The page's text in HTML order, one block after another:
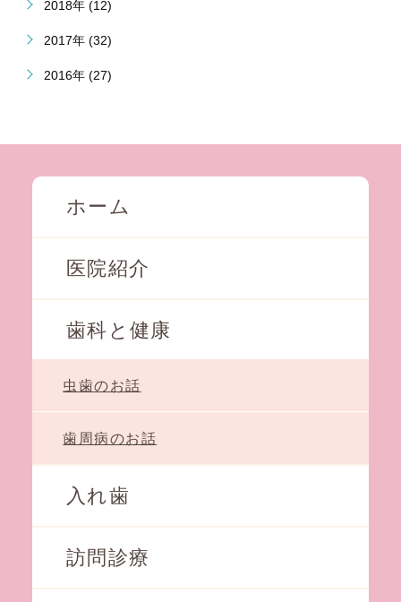
2018年 (12)
2017年 (32)
2016年 (27)
ホーム
医院紹介
歯科と健康
虫歯のお話
歯周病のお話
入れ歯
訪問診療